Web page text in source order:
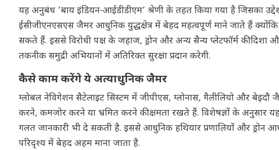
यह अनुबंध ‘बाय इंडियन-आईडीडीएम’ श्रेणी के तहत किया गया है जिसका
ईसीजीएनएसएस जैमर आधुनिक युद्धक्षेत्र में बेहद महत्वपूर्ण माने जाते हैं
सकते हैं. इससे विरोधी पक्ष के जहाज, ड्रोन और अन्य सैन्य प्लेटफॉर्म की दिशा
तकनीक समुद्री अभियानों में अतिरिक्त सुरक्षा प्रदान करेगी.
कैसे काम करेंगे ये अत्याधुनिक जैमर
ग्लोबल नेविगेशन सैटेलाइट सिस्टम में जीपीएस, ग्लोनास, गैलीलियो और
करने, कमजोर करने या भ्रमित करने की क्षमता रखते हैं. विशेषज्ञों के अनुसार
गलत जानकारी भी दे सकती है. इससे आधुनिक हथियार प्रणालियों और ड्रोन
परिदृश्य में बेहद अहम माना जाता है.